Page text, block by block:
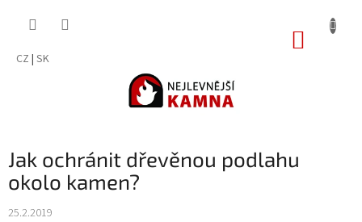
CZ | SK
Jak ochránit dřevěnou podlahu
okolo kamen?
25.2.2019